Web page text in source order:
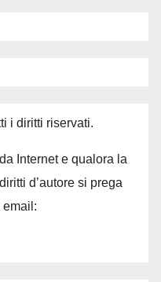
i diritti riservati.
Internet e qualora la
d’autore si prega
email: